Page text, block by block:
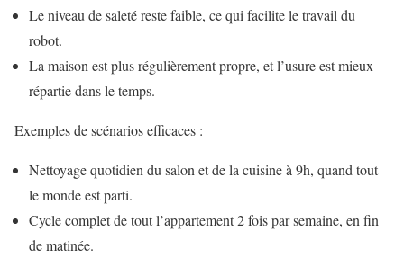
Le niveau de saleté reste faible, ce qui facilite le travail du
robot.
La maison est plus régulièrement propre, et l’usure est mieux
répartie dans le temps.
Exemples de scénarios efficaces :
Nettoyage quotidien du salon et de la cuisine à 9h, quand tout
le monde est parti.
Cycle complet de tout l’appartement 2 fois par semaine, en fin
de matinée.